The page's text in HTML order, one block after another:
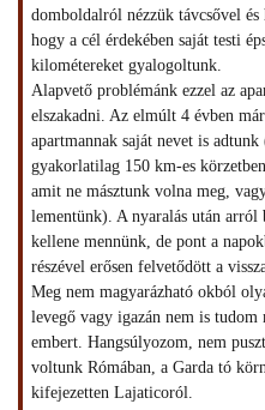
domboldalról nézzük távcsővel és
hogy a cél érdekében saját testi
kilométereket gyalogoltunk.
Alapvető problémánk ezzel az
elszakadni. Az elmúlt 4 évben
apartmannak saját nevet is
gyakorlatilag 150 km-es
amit ne másztunk volna meg,
lementünk). A nyaralás után
kellene mennünk, de pont a
részével erősen felvetődött a
Meg nem magyarázható okból
levegő vagy igazán nem is
embert. Hangsúlyozom, nem
voltunk Rómában, a Garda tó
kifejezetten Lajaticoról.